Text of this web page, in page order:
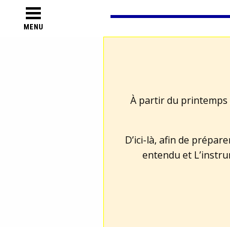
MENU
À partir du printemps
D’ici-là, afin de
entendu et